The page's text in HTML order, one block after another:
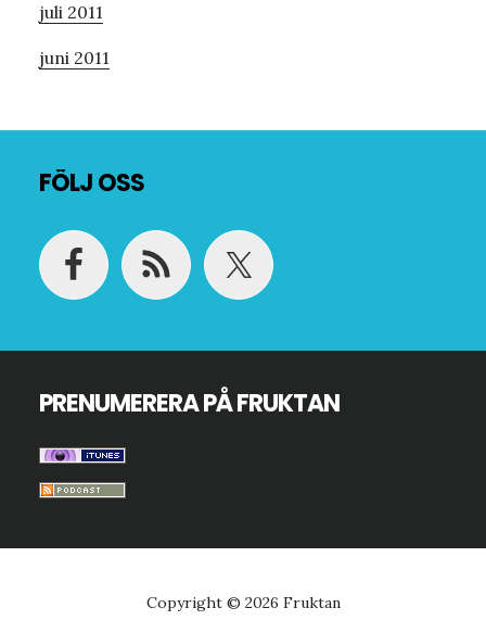
juli 2011
juni 2011
FÖLJ OSS
PRENUMERERA PÅ FRUKTAN
Copyright © 2026 Fruktan